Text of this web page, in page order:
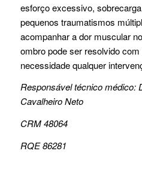
esforço excessivo,
pequenos traumatismos
acompanhar a dor muscular
ombro pode ser resolvido
necessidade qualquer
Responsável técnico médico:
Cavalheiro Neto
CRM 48064
RQE 86281